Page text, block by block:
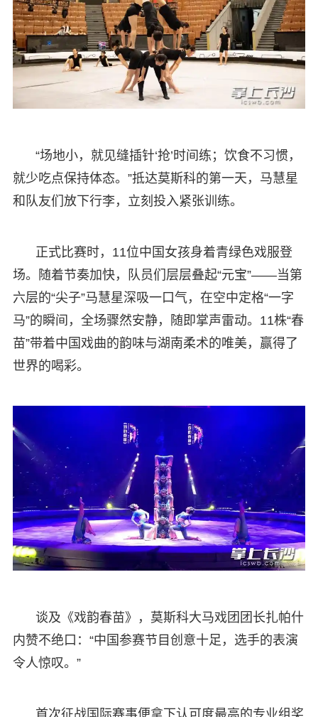
“场地小，就见缝插针‘抢’时间练；饮食不习惯，
就少吃点保持体态。”抵达莫斯科的第一天，马慧星
和队友们放下行李，立刻投入紧张训练。
正式比赛时，11位中国女孩身着青绿色戏服登
场。随着节奏加快，队员们层层叠起“元宝”——当第
六层的“尖子”马慧星深吸一口气，在空中定格“一字
马”的瞬间，全场骤然安静，随即掌声雷动。11株“春
苗”带着中国戏曲的韵味与湖南柔术的唯美，赢得了
世界的喝彩。
谈及《戏韵春苗》，莫斯科大马戏团团长扎帕什
内赞不绝口：“中国参赛节目创意十足，选手的表演
令人惊叹。”
首次征战国际赛事便拿下认可度最高的专业组奖